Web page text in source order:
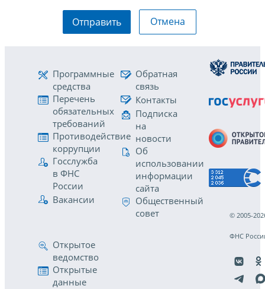
Отправить Отмена
Программные
средства
Перечень
обязательных
требований
Противодействие
коррупции
Госслужба
в ФНС
России
Вакансии
Обратная
связь
Контакты
Подписка
на
новости
Об
использовании
информации
сайта
Общественный
совет
Открытое
ведомство
Открытые
данные
© 2005-
ФНС